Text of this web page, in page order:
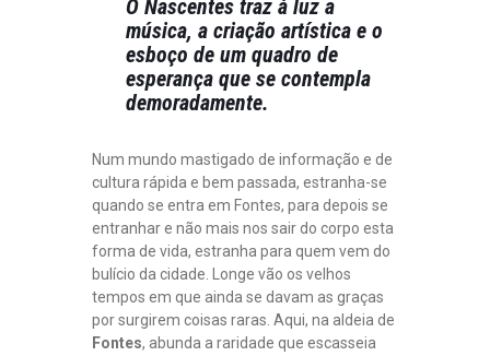
O Nascentes traz à luz a
música, a criação artística e o
esboço de um quadro de
esperança que se contempla
demoradamente.
Num mundo mastigado de informação e de
cultura rápida e bem passada, estranha-se
quando se entra em Fontes, para depois se
entranhar e não mais nos sair do corpo esta
forma de vida, estranha para quem vem do
bulício da cidade. Longe vão os velhos
tempos em que ainda se davam as graças
por surgirem coisas raras. Aqui, na aldeia de
Fontes, abunda a raridade que escasseia